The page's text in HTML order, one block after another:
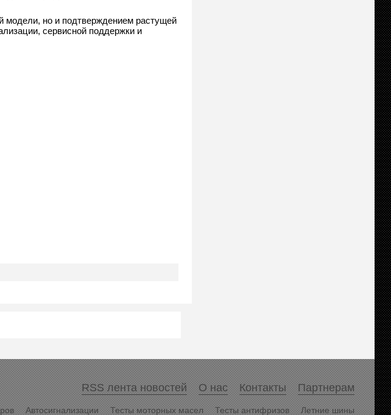
модели, но и подтверждением растущей
сервисной поддержки и
RSS лента новостей О нас Контакты Партнерам
Автосигнализации Тесты моторных масел Тесты антифризов Летние шины